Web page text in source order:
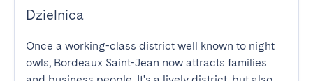
Dzielnica
Once a working-class district well known to night
owls, Bordeaux Saint-Jean now attracts families